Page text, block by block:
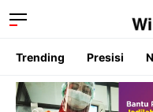
Trending Presisi